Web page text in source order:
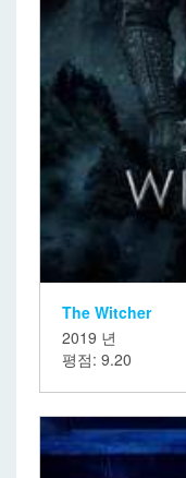
The Witcher
2019 년
평점: 9.20